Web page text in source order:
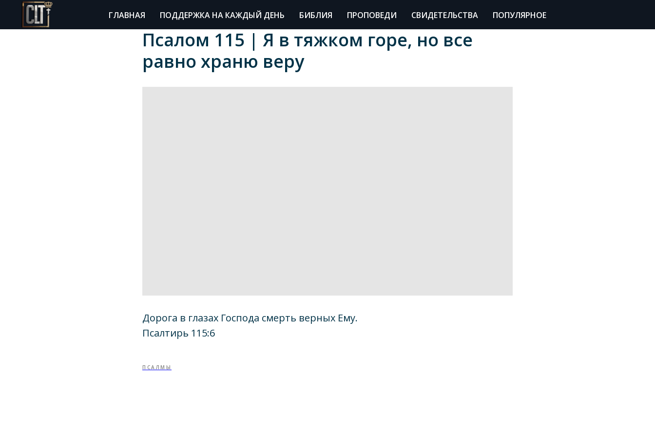
ГЛАВНАЯ ПОДДЕРЖКА НА КАЖДЫЙ ДЕНЬ БИБЛИЯ ПРОПОВЕДИ СВИДЕТЕЛЬСТВА ПОПУЛЯРНОЕ
Псалом 115 | Я в тяжком горе, но все
равно храню веру
Дорога в глазах Господа смерть верных Ему.
Псалтирь 115:6
ПСАЛМЫ